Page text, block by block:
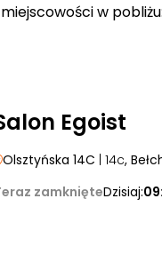
w pobliżu:
Egoist
Olsztyńska 14C | 14c,
zamknięteDzisiaj: